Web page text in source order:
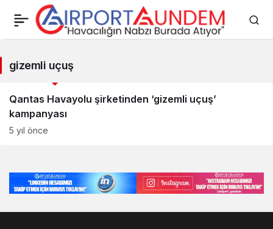
uçuş
Haberleri
gizemli uçuş
Qantas Havayolu şirketinden ‘gizemli uçuş’
kampanyası
5 yıl önce